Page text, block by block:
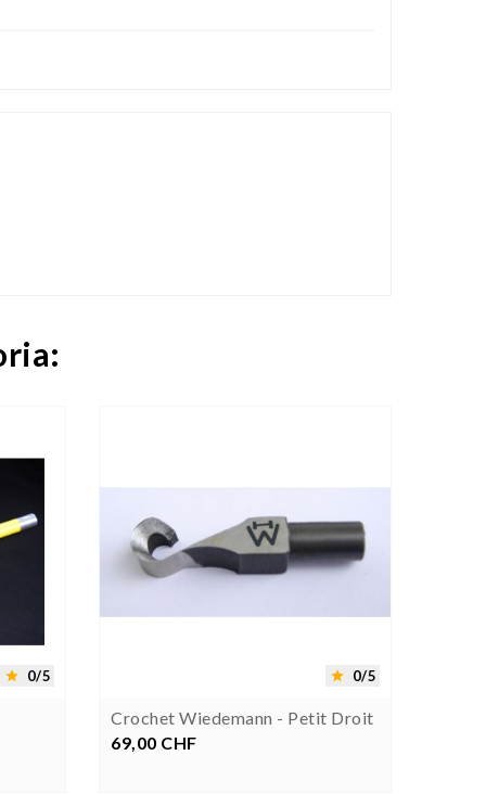
 0/5  0/5
Crochet Wiedemann - Petit Droit
Prezzo
69,00 CHF